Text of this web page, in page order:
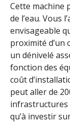
Cette machine
de l’eau. Vous
envisageable
proximité d’un
un dénivelé
fonction des
coût
peut aller de
infrastructures
qu’à investir